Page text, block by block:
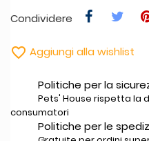
Condividere
 Aggiungi alla wishlist
Politiche per la
Pets' House rispetta la
consumatori
Politiche per le